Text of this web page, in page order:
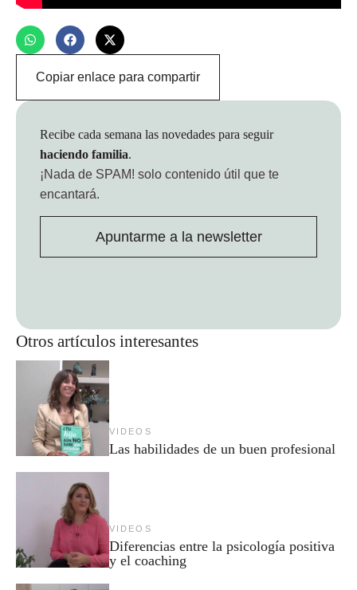
Copiar enlace para compartir
Otros artículos interesantes
VIDEOS
Las habilidades de un buen profesional
VIDEOS
Diferencias entre la psicología positiva
y el coaching
Recibe cada semana las novedades para seguir
haciendo familia.
¡Nada de SPAM! solo contenido útil que te
encantará.
Apuntarme a la newsletter